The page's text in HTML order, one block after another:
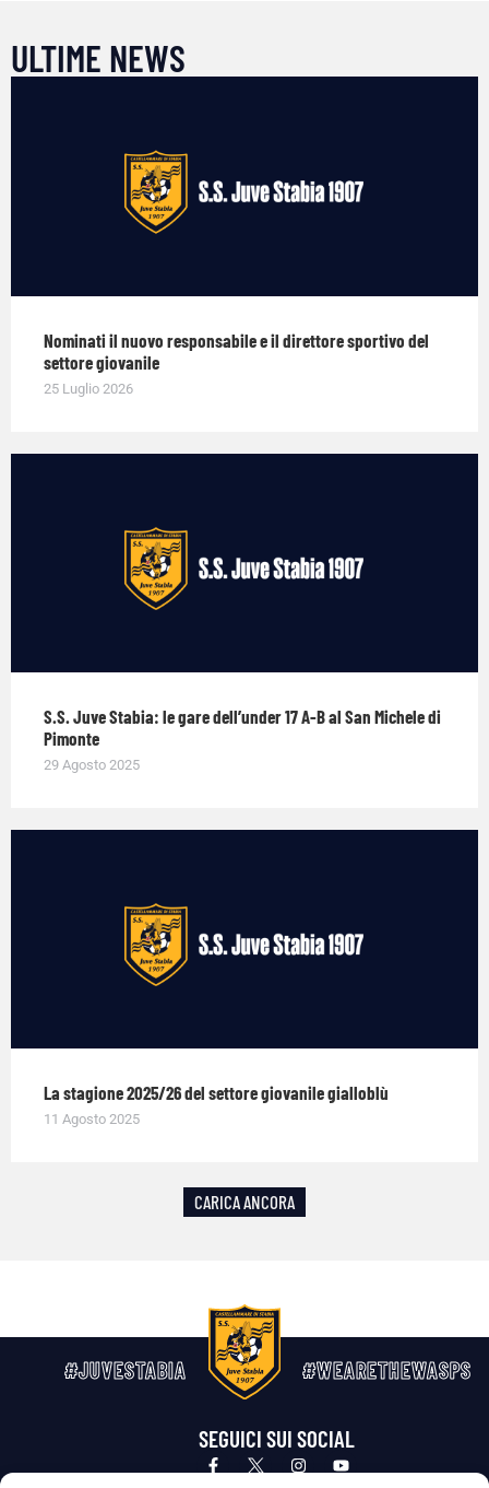
ULTIME NEWS
Nominati il nuovo responsabile e il direttore sportivo del
settore giovanile
25 Luglio 2026
S.S. Juve Stabia: le gare dell’under 17 A-B al San Michele di
Pimonte
29 Agosto 2025
La stagione 2025/26 del settore giovanile gialloblù
11 Agosto 2025
CARICA ANCORA
#JUVESTABIA #WEARETHEWASPS
SEGUICI SUI SOCIAL